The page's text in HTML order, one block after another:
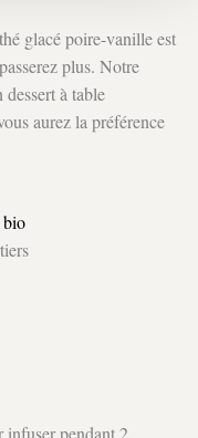
glacé poire-vanille est
plus. Notre
à table
aurez la préférence
infuser pendant 2